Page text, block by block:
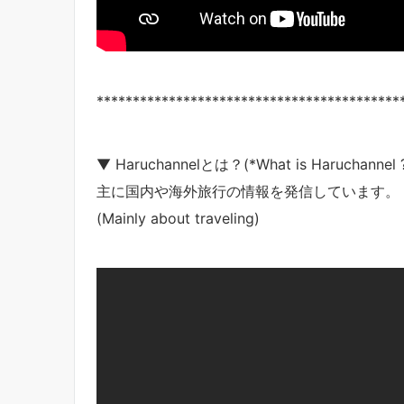
▼ Haruchannelとは？(*What is Haruchannel
主に国内や海外旅行の情報を発信しています。
(Mainly about traveling)